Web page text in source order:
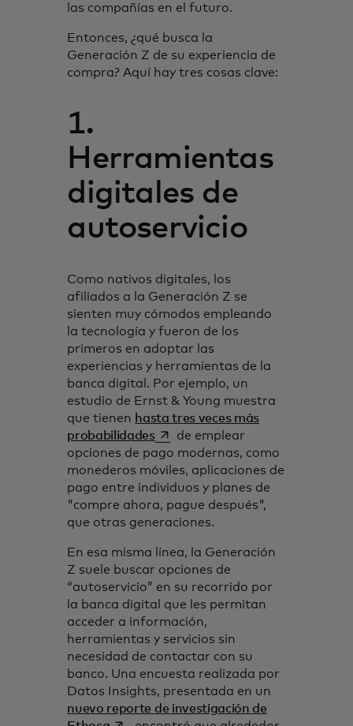
las compañías en el futuro.
Entonces, ¿qué busca la
Generación Z de su experiencia de
compra? Aquí hay tres cosas clave:
1.
Herramientas
digitales de
autoservicio
Como nativos digitales, los
afiliados a la Generación Z se
sienten muy cómodos empleando
la tecnología y fueron de los
primeros en adoptar las
experiencias y herramientas de la
banca digital. Por ejemplo, un
estudio de Ernst & Young muestra
que tienen hasta tres veces más
probabilidadesse abre en una pestaña nueva
de emplear
opciones de pago modernas, como
monederos móviles, aplicaciones de
pago entre individuos y planes de
"compre ahora, pague después",
que otras generaciones.
En esa misma línea, la Generación
Z suele buscar opciones de
“autoservicio” en su recorrido por
la banca digital que les permitan
acceder a información,
herramientas y servicios sin
necesidad de contactar con su
banco. Una encuesta realizada por
Datos Insights, presentada en un
nuevo reporte de investigación de